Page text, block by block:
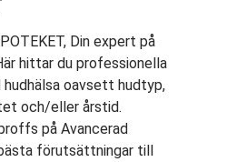
Din expert på
hittar du professionella
oavsett hudtyp,
och/eller årstid.
på Avancerad
förutsättningar till